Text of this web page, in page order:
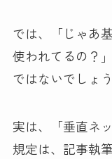
では、「じゃあ
使われてるの？
ではないでしょう
実は、「垂直ネ
規定は、記事執